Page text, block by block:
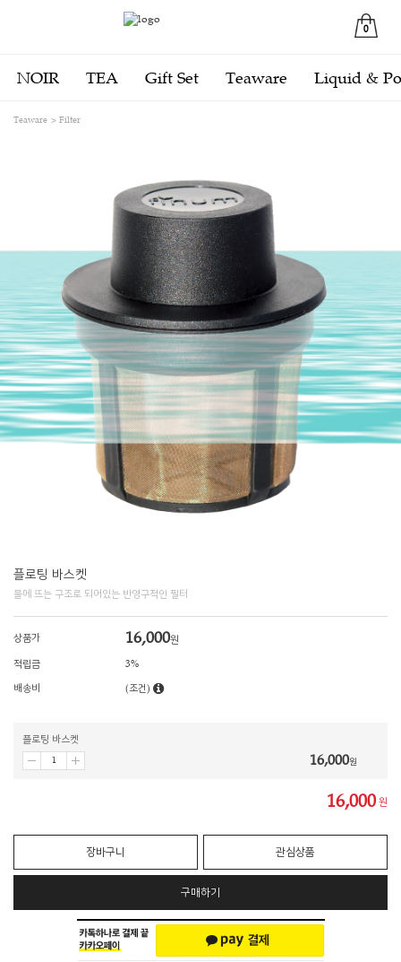
0
NOIR TEA Gift Set Teaware Liquid &
Teaware Filter
플로팅 바스켓
물에 뜨는 구조로 되어있는 반영구적인 필터
상품가 16,000원
적립금 3%
배송비 (조건)
플로팅 바스켓
16,000원
16,000 원
장바구니 관심상품
구매하기